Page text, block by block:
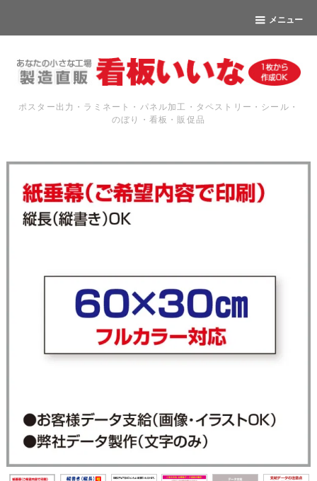
メニュー
ポスター出力・ラミネート・パネル加工・タペストリー・シール・
のぼり・看板・販促品